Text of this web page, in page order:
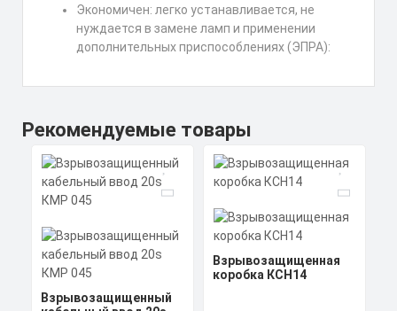
Экономичен: легко устанавливается, не
нуждается в замене ламп и применении
дополнительных приспособлениях (ЭПРА):
Рекомендуемые товары
Взрывозащищенный
Взрывозащищенная
коробка КСН14